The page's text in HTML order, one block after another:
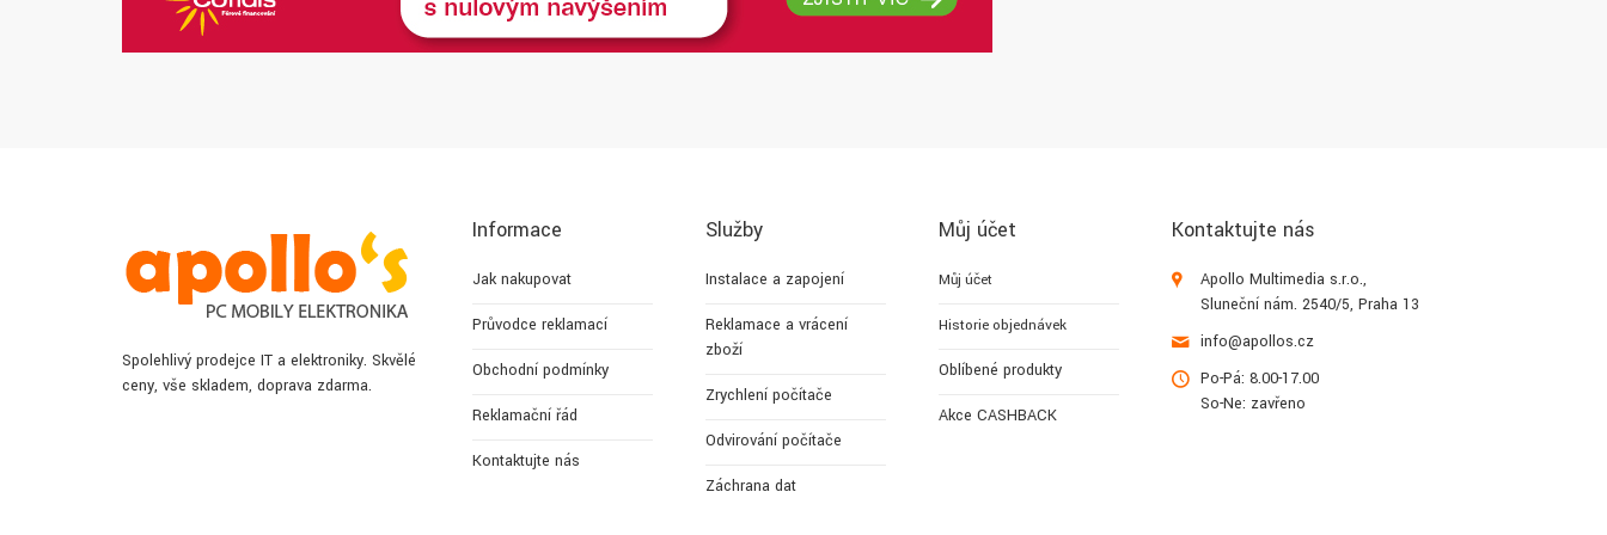
Spolehlivý prodejce IT a elektroniky. Skvělé
ceny, vše skladem, doprava zdarma.
Informace
Jak nakupovat
Průvodce reklamací
Obchodní podmínky
Reklamační řád
Kontaktujte nás
Služby
Instalace a zapojení
Reklamace a vrácení
zboží
Zrychlení počítače
Odvirování počítače
Záchrana dat
Můj účet
Můj účet
Historie objednávek
Oblíbené produkty
Akce CASHBACK
Kontaktujte nás
Apollo Multimedia s.r.o.,
Sluneční nám. 2540/5, Praha 13
info@apollos.cz
Po-Pá: 8.00-17.00
So-Ne: zavřeno